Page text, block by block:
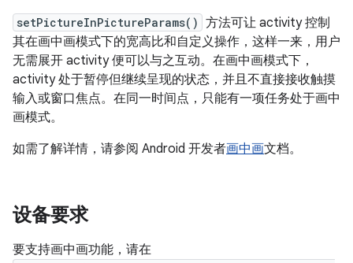
setPictureInPictureParams() 方法可让 activity 控制
其在画中画模式下的宽高比和自定义操作，这样一来，用户
无需展开 activity 便可以与之互动。在画中画模式下，
activity 处于暂停但继续呈现的状态，并且不直接接收触摸
输入或窗口焦点。在同一时间点，只能有一项任务处于画中
画模式。
如需了解详情，请参阅 Android 开发者画中画文档。
设备要求
要支持画中画功能，请在